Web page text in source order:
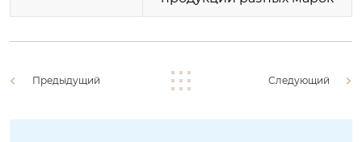
Предыдущий Следующий